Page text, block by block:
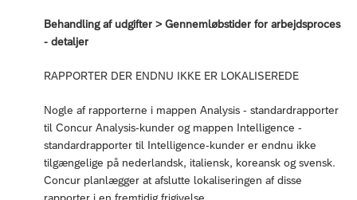
Behandling af udgifter > Gennemløbstider for arbejdsproces
- detaljer
RAPPORTER DER ENDNU IKKE ER LOKALISEREDE
Nogle af rapporterne i mappen Analysis - standardrapporter
til Concur Analysis-kunder og mappen Intelligence -
standardrapporter til Intelligence-kunder er endnu ikke
tilgængelige på nederlandsk, italiensk, koreansk og svensk.
Concur planlægger at afslutte lokaliseringen af disse